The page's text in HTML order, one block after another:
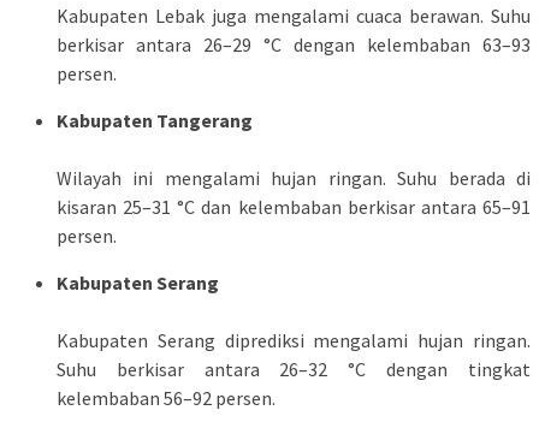
Kabupaten Lebak juga mengalami cuaca berawan. Suhu
berkisar antara 26–29 °C dengan kelembaban 63–93
persen.
Kabupaten Tangerang
Wilayah ini mengalami hujan ringan. Suhu berada di
kisaran 25–31 °C dan kelembaban berkisar antara 65–91
persen.
Kabupaten Serang
Kabupaten Serang diprediksi mengalami hujan ringan.
Suhu berkisar antara 26–32 °C dengan tingkat
kelembaban 56–92 persen.